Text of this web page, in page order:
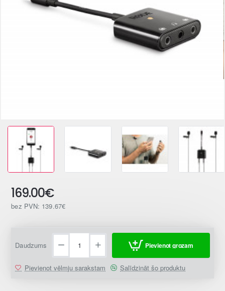
169.00€
bez PVN: 139.67€
Daudzums Pievienot grozam
Pievienot vēlmju sarakstam Salīdzināt šo produktu